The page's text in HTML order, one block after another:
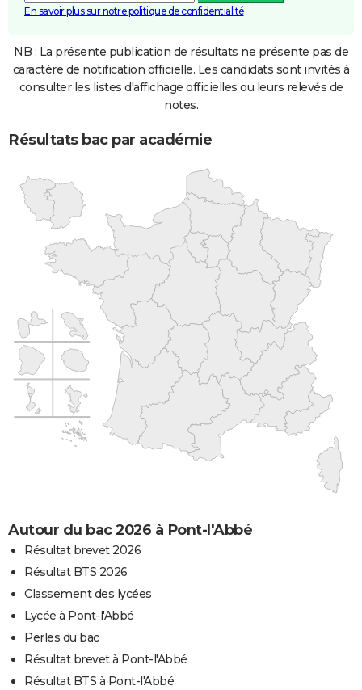
En savoir plus sur notre politique de confidentialité
NB : La présente publication de résultats ne présente pas de
caractère de notification officielle. Les candidats sont invités à
consulter les listes d'affichage officielles ou leurs relevés de
notes.
Résultats bac par académie
Autour du bac 2026 à Pont-l'Abbé
Résultat brevet 2026
Résultat BTS 2026
Classement des lycées
Lycée à Pont-l'Abbé
Perles du bac
Résultat brevet à Pont-l'Abbé
Résultat BTS à Pont-l'Abbé